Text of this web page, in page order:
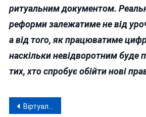
ритуальним документом.
реформи залежатиме не від
а від того, як працюватиме
наскільки невідворотним буде
тих, хто спробує обійти нові
Навігація
Віртуальний роман ледь не закінчився вбивством: киянка замовила кілера через виправну колонію на Вінниччині